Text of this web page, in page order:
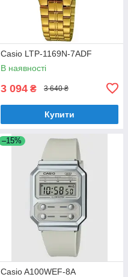
Casio LTP-1169N-7ADF
В наявності
3 094 ₴ 3 640 ₴
Купити
–15%
Casio A100WEF-8A